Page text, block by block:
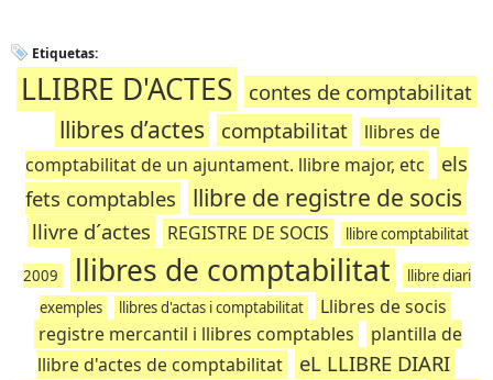
Etiquetas:
LLIBRE D'ACTES contes de comptabilitat
llibres d’actes comptabilitat
llibres de
comptabilitat de un ajuntament. llibre major, etc
els
fets comptables
llibre de registre de socis
llivre d´actes REGISTRE DE SOCIS llibre comptabilitat
2009 llibres de comptabilitat
llibre diari
exemples
llibres d'actas i comptabilitat
Llibres de socis
registre mercantil i llibres comptables
plantilla de
llibre d'actes de comptabilitat
eL LLIBRE DIARI